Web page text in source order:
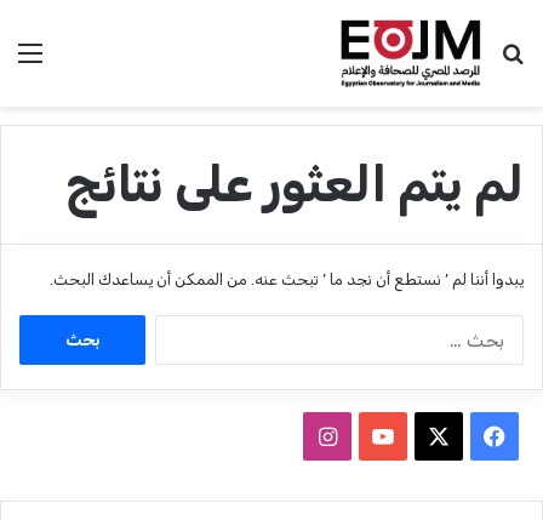
بحث عن
لم يتم العثور على نتائج
يبدوا أننا لم ’ نستطع أن نجد ما ’ تبحث عنه. من الممكن أن يساعدك البحث.
: